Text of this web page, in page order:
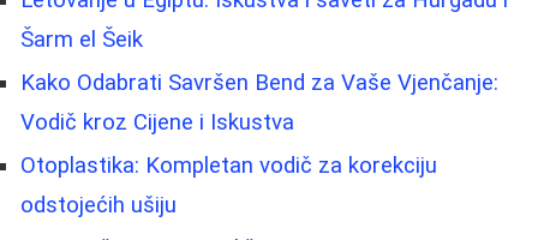
Šarm el Šeik
Kako Odabrati Savršen Bend za Vaše Vjenčanje:
Vodič kroz Cijene i Iskustva
Otoplastika: Kompletan vodič za korekciju
odstojećih ušiju